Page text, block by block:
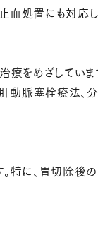
処置にも対応し
をめざしていま
肝動脈塞栓療法
特に、胃切除後